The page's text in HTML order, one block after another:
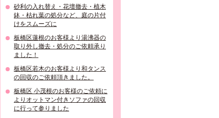
砂利の入れ替え・花壇撤去・植木
鉢・枯れ葉の処分など、庭の片付
けをスムーズに
板橋区蓮根のお客様より湯沸器の
取り外し撤去・処分のご依頼承り
ました！
板橋区若木のお客様より和タンス
の回収のご依頼頂きました。
板橋区 小茂根のお客様のご依頼に
よりオットマン付きソファの回収
に行って参りました